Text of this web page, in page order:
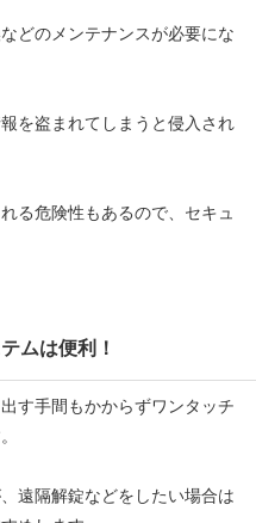
どのメンテナンスが必要にな
を盗まれてしまうと侵入され
る危険性もあるので、セキュ
ムは便利！
す手間もかからずワンタッチ
遠隔解錠などをしたい場合は